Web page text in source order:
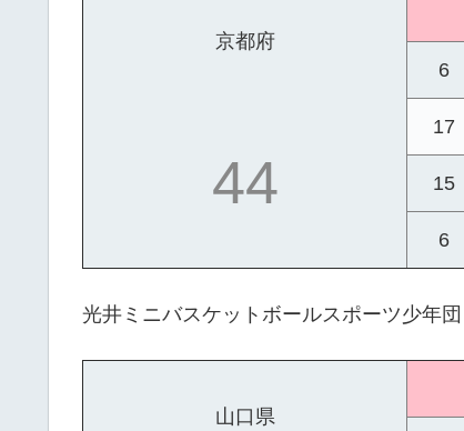
京都府
6
44
17
15
6
光井ミニバスケットボールスポーツ少
山口県